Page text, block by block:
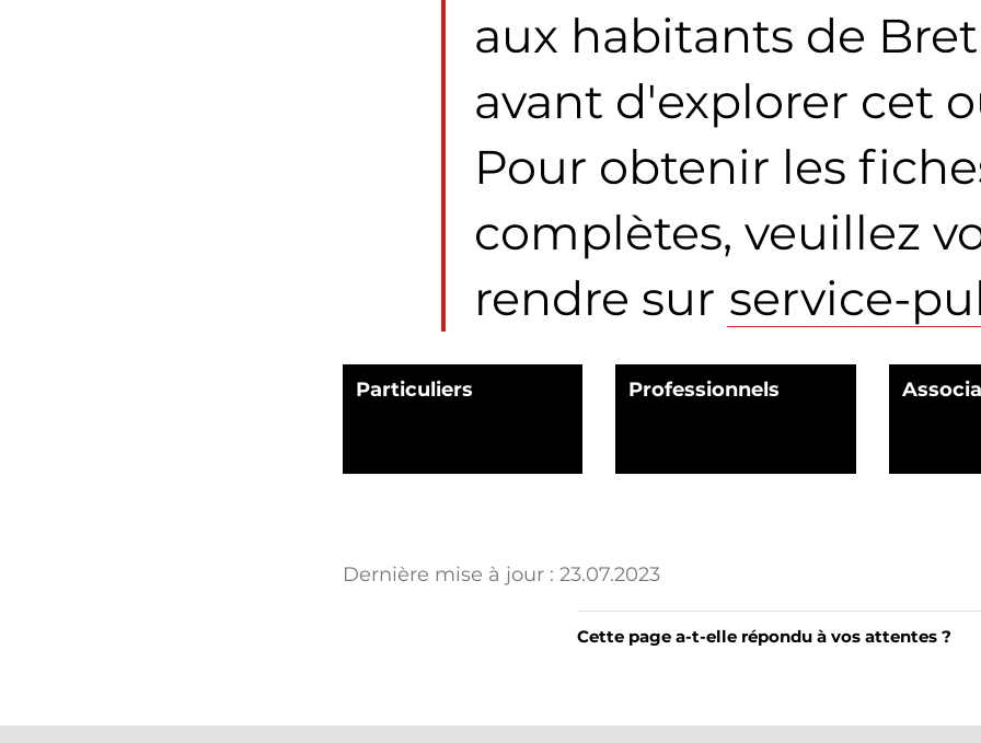
aux habitants de
avant d'explorer cet
Pour obtenir les
complètes, veuillez
rendre sur service-
Particuliers Professionnels
Dernière mise à jour : 23.07.2023
Cette page a-t-elle répondu à vos attentes ?